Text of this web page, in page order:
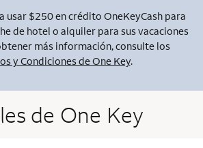
usar $250 en crédito OneKeyCash para
de hotel o alquiler para sus vacaciones
más información, consulte los
y Condiciones de One Key.
de One Key